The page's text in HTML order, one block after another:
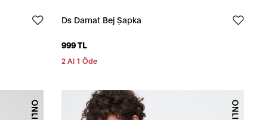
Ds Damat Bej Şapka
999 TL
2 Al 1 Öde